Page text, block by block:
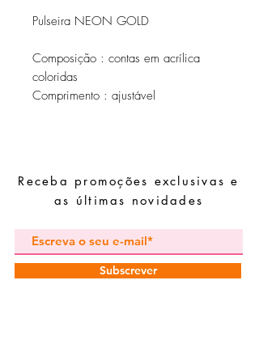
Pulseira NEON GOLD
Composição : contas em acrílica
coloridas
Comprimento : ajustável
Receba promoções exclusivas e
as últimas novidades
Subscrever